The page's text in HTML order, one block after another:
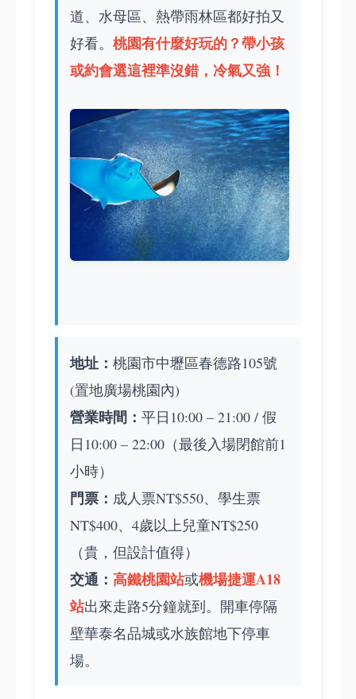
道、水母區、熱帶雨林區都好拍又
好看。 桃園有什麼好玩的？帶小孩
或約會選這裡準沒錯，冷氣又強！
地址： 桃園市中壢區春德路105號
(置地廣場桃園內)
營業時間： 平日10:00 – 21:00 / 假
日10:00 – 22:00（最後入場閉館前1
小時）
門票： 成人票NT$550、學生票
NT$400、4歲以上兒童NT$250
（貴，但設計值得）
交通： 高鐵桃園站或機場捷運A18
站出來走路5分鐘就到。開車停隔
壁華泰名品城或水族館地下停車
場。